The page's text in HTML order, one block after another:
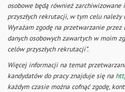
osobowe będą również
przyszłych rekrutacji, w tym celu należy
Wyrażam zgodę na przetwarzanie przez
danych osobowych zawartych w moim
celów przyszłych rekrutacji”.
Więcej informacji na temat
kandydatów do pracy znajduje się na
każdym czasie można cofnąć zgodę,